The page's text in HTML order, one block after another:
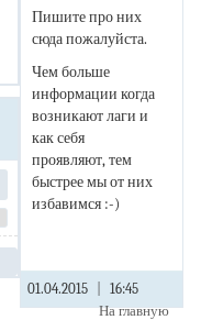
Пишите про них
сюда пожалуйста.
Чем больше
информации когда
возникают лаги и
как себя
проявляют, тем
быстрее мы от них
избавимся :-)
01.04.2015
16:45
На главную